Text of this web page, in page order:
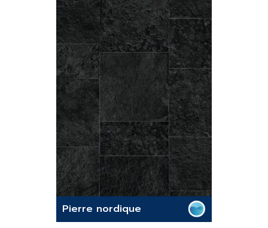
Pierre nordique